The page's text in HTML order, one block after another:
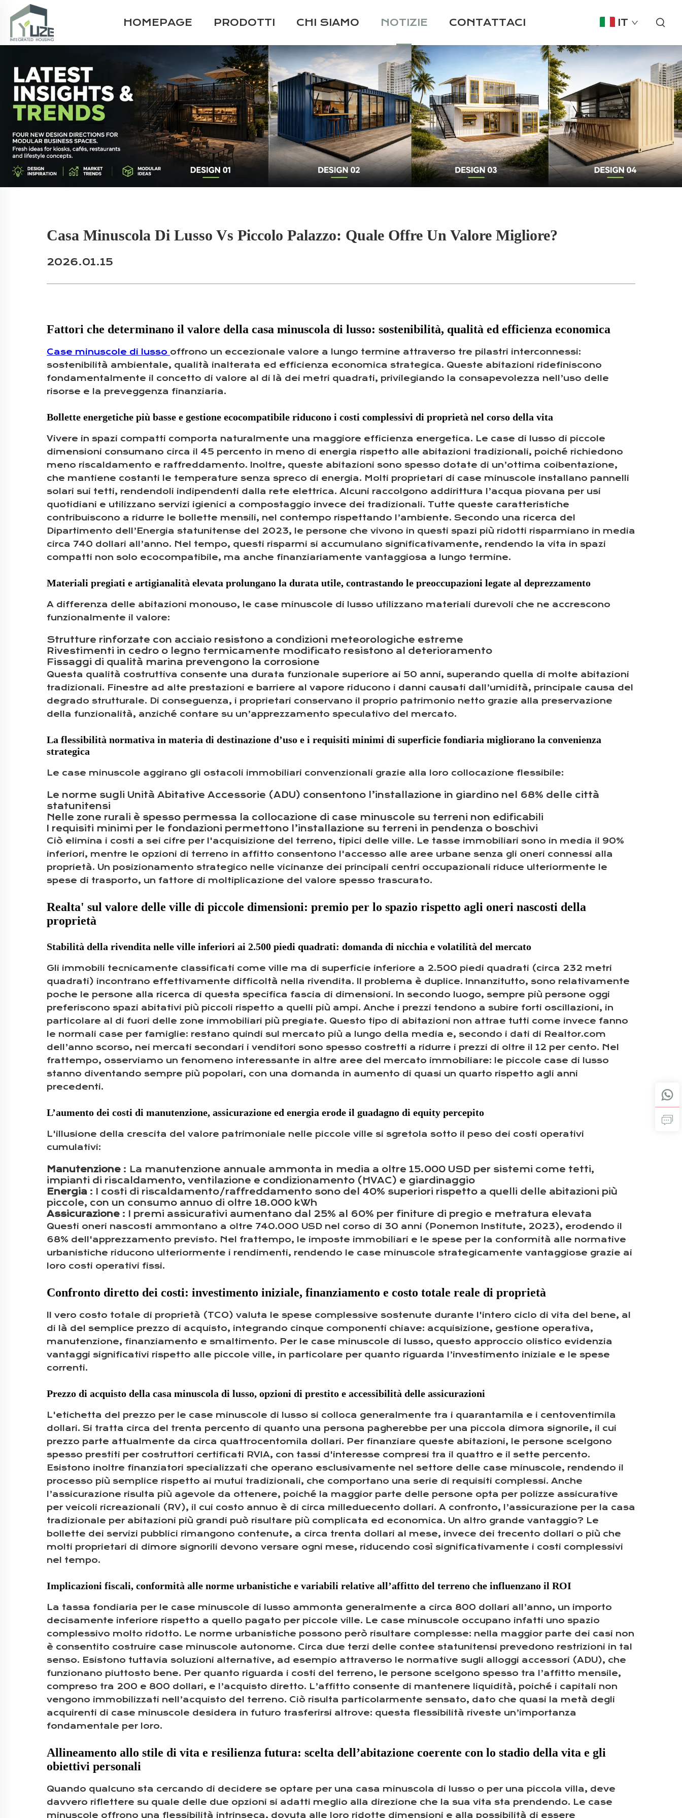
HOMEPAGE PRODOTTI CHI SIAMO NOTIZIE CONTATTACI IT
Casa Minuscola Di Lusso Vs Piccolo Palazzo: Quale Offre Un Valore Migliore?
2026.01.15
Fattori che determinano il valore della casa minuscola di lusso: sostenibilità, qualità ed efficienza economica
Case minuscole di lusso offrono un eccezionale valore a lungo termine attraverso tre pilastri interconnessi:
sostenibilità ambientale, qualità inalterata ed efficienza economica strategica. Queste abitazioni ridefiniscono
fondamentalmente il concetto di valore al di là dei metri quadrati, privilegiando la consapevolezza nell’uso delle
risorse e la preveggenza finanziaria.
Bollette energetiche più basse e gestione ecocompatibile riducono i costi complessivi di proprietà nel corso della vita
Vivere in spazi compatti comporta naturalmente una maggiore efficienza energetica. Le case di lusso di piccole
dimensioni consumano circa il 45 percento in meno di energia rispetto alle abitazioni tradizionali, poiché richiedono
meno riscaldamento e raffreddamento. Inoltre, queste abitazioni sono spesso dotate di un’ottima coibentazione,
che mantiene costanti le temperature senza spreco di energia. Molti proprietari di case minuscole installano pannelli
solari sui tetti, rendendoli indipendenti dalla rete elettrica. Alcuni raccolgono addirittura l’acqua piovana per usi
quotidiani e utilizzano servizi igienici a compostaggio invece dei tradizionali. Tutte queste caratteristiche
contribuiscono a ridurre le bollette mensili, nel contempo rispettando l’ambiente. Secondo una ricerca del
Dipartimento dell’Energia statunitense del 2023, le persone che vivono in questi spazi più ridotti risparmiano in media
circa 740 dollari all’anno. Nel tempo, questi risparmi si accumulano significativamente, rendendo la vita in spazi
compatti non solo ecocompatibile, ma anche finanziariamente vantaggiosa a lungo termine.
Materiali pregiati e artigianalità elevata prolungano la durata utile, contrastando le preoccupazioni legate al deprezzamento
A differenza delle abitazioni monouso, le case minuscole di lusso utilizzano materiali durevoli che ne accrescono
funzionalmente il valore:
Strutture rinforzate con acciaio resistono a condizioni meteorologiche estreme
Rivestimenti in cedro o legno termicamente modificato resistono al deterioramento
Fissaggi di qualità marina prevengono la corrosione
Questa qualità costruttiva consente una durata funzionale superiore ai 50 anni, superando quella di molte abitazioni
tradizionali. Finestre ad alte prestazioni e barriere al vapore riducono i danni causati dall’umidità, principale causa del
degrado strutturale. Di conseguenza, i proprietari conservano il proprio patrimonio netto grazie alla preservazione
della funzionalità, anziché contare su un’apprezzamento speculativo del mercato.
La flessibilità normativa in materia di destinazione d’uso e i requisiti minimi di superficie fondiaria migliorano la convenienza
strategica
Le case minuscole aggirano gli ostacoli immobiliari convenzionali grazie alla loro collocazione flessibile:
Le norme sugli Unità Abitative Accessorie (ADU) consentono l’installazione in giardino nel 68% delle città
statunitensi
Nelle zone rurali è spesso permessa la collocazione di case minuscole su terreni non edificabili
I requisiti minimi per le fondazioni permettono l’installazione su terreni in pendenza o boschivi
Ciò elimina i costi a sei cifre per l'acquisizione del terreno, tipici delle ville. Le tasse immobiliari sono in media il 90%
inferiori, mentre le opzioni di terreno in affitto consentono l'accesso alle aree urbane senza gli oneri connessi alla
proprietà. Un posizionamento strategico nelle vicinanze dei principali centri occupazionali riduce ulteriormente le
spese di trasporto, un fattore di moltiplicazione del valore spesso trascurato.
Realta' sul valore delle ville di piccole dimensioni: premio per lo spazio rispetto agli oneri nascosti della
proprietà
Stabilità della rivendita nelle ville inferiori ai 2.500 piedi quadrati: domanda di nicchia e volatilità del mercato
Gli immobili tecnicamente classificati come ville ma di superficie inferiore a 2.500 piedi quadrati (circa 232 metri
quadrati) incontrano effettivamente difficoltà nella rivendita. Il problema è duplice. Innanzitutto, sono relativamente
poche le persone alla ricerca di questa specifica fascia di dimensioni. In secondo luogo, sempre più persone oggi
preferiscono spazi abitativi più piccoli rispetto a quelli più ampi. Anche i prezzi tendono a subire forti oscillazioni, in
particolare al di fuori delle zone immobiliari più pregiate. Questo tipo di abitazioni non attrae tutti come invece fanno
le normali case per famiglie: restano quindi sul mercato più a lungo della media e, secondo i dati di Realtor.com
dell’anno scorso, nei mercati secondari i venditori sono spesso costretti a ridurre i prezzi di oltre il 12 per cento. Nel
frattempo, osserviamo un fenomeno interessante in altre aree del mercato immobiliare: le piccole case di lusso
stanno diventando sempre più popolari, con una domanda in aumento di quasi un quarto rispetto agli anni
precedenti.
L’aumento dei costi di manutenzione, assicurazione ed energia erode il guadagno di equity percepito
L'illusione della crescita del valore patrimoniale nelle piccole ville si sgretola sotto il peso dei costi operativi
cumulativi:
Manutenzione : La manutenzione annuale ammonta in media a oltre 15.000 USD per sistemi come tetti,
impianti di riscaldamento, ventilazione e condizionamento (HVAC) e giardinaggio
Energia : I costi di riscaldamento/raffreddamento sono del 40% superiori rispetto a quelli delle abitazioni più
piccole, con un consumo annuo di oltre 18.000 kWh
Assicurazione : I premi assicurativi aumentano dal 25% al 60% per finiture di pregio e metratura elevata
Questi oneri nascosti ammontano a oltre 740.000 USD nel corso di 30 anni (Ponemon Institute, 2023), erodendo il
68% dell'apprezzamento previsto. Nel frattempo, le imposte immobiliari e le spese per la conformità alle normative
urbanistiche riducono ulteriormente i rendimenti, rendendo le case minuscole strategicamente vantaggiose grazie ai
loro costi operativi fissi.
Confronto diretto dei costi: investimento iniziale, finanziamento e costo totale reale di proprietà
Il vero costo totale di proprietà (TCO) valuta le spese complessive sostenute durante l'intero ciclo di vita del bene, al
di là del semplice prezzo di acquisto, integrando cinque componenti chiave: acquisizione, gestione operativa,
manutenzione, finanziamento e smaltimento. Per le case minuscole di lusso, questo approccio olistico evidenzia
vantaggi significativi rispetto alle piccole ville, in particolare per quanto riguarda l’investimento iniziale e le spese
correnti.
Prezzo di acquisto della casa minuscola di lusso, opzioni di prestito e accessibilità delle assicurazioni
L'etichetta del prezzo per le case minuscole di lusso si colloca generalmente tra i quarantamila e i centoventimila
dollari. Si tratta circa del trenta percento di quanto una persona pagherebbe per una piccola dimora signorile, il cui
prezzo parte attualmente da circa quattrocentomila dollari. Per finanziare queste abitazioni, le persone scelgono
spesso prestiti per costruttori certificati RVIA, con tassi d'interesse compresi tra il quattro e il sette percento.
Esistono inoltre finanziatori specializzati che operano esclusivamente nel settore delle case minuscole, rendendo il
processo più semplice rispetto ai mutui tradizionali, che comportano una serie di requisiti complessi. Anche
l’assicurazione risulta più agevole da ottenere, poiché la maggior parte delle persone opta per polizze assicurative
per veicoli ricreazionali (RV), il cui costo annuo è di circa milleduecento dollari. A confronto, l’assicurazione per la casa
tradizionale per abitazioni più grandi può risultare più complicata ed economica. Un altro grande vantaggio? Le
bollette dei servizi pubblici rimangono contenute, a circa trenta dollari al mese, invece dei trecento dollari o più che
molti proprietari di dimore signorili devono versare ogni mese, riducendo così significativamente i costi complessivi
nel tempo.
Implicazioni fiscali, conformità alle norme urbanistiche e variabili relative all’affitto del terreno che influenzano il ROI
La tassa fondiaria per le case minuscole di lusso ammonta generalmente a circa 800 dollari all’anno, un importo
decisamente inferiore rispetto a quello pagato per piccole ville. Le case minuscole occupano infatti uno spazio
complessivo molto ridotto. Le norme urbanistiche possono però risultare complesse: nella maggior parte dei casi non
è consentito costruire case minuscole autonome. Circa due terzi delle contee statunitensi prevedono restrizioni in tal
senso. Esistono tuttavia soluzioni alternative, ad esempio attraverso le normative sugli alloggi accessori (ADU), che
funzionano piuttosto bene. Per quanto riguarda i costi del terreno, le persone scelgono spesso tra l’affitto mensile,
compreso tra 200 e 800 dollari, e l’acquisto diretto. L’affitto consente di mantenere liquidità, poiché i capitali non
vengono immobilizzati nell’acquisto del terreno. Ciò risulta particolarmente sensato, dato che quasi la metà degli
acquirenti di case minuscole desidera in futuro trasferirsi altrove: questa flessibilità riveste un’importanza
fondamentale per loro.
Allineamento allo stile di vita e resilienza futura: scelta dell’abitazione coerente con lo stadio della vita e gli
obiettivi personali
Quando qualcuno sta cercando di decidere se optare per una casa minuscola di lusso o per una piccola villa, deve
davvero riflettere su quale delle due opzioni si adatti meglio alla direzione che la sua vita sta prendendo. Le case
minuscole offrono una flessibilità intrinseca, dovuta alle loro ridotte dimensioni e alla possibilità di essere